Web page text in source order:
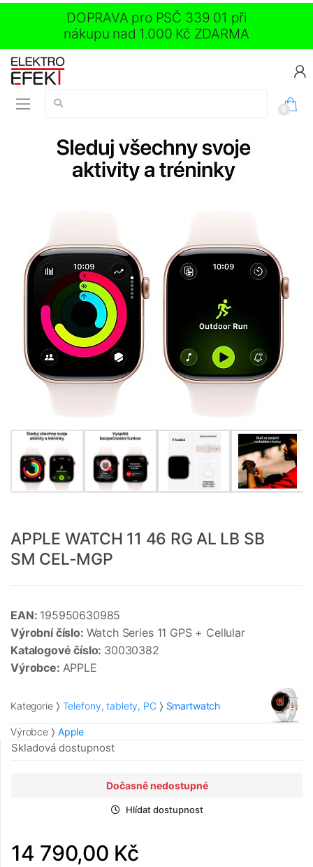
DOPRAVA pro PSČ 339 01 při
nákupu nad 1.000 Kč ZDARMA
Vyhledávání:
0
APPLE WATCH 11 46 RG AL LB SB
SM CEL-MGP
EAN: 195950630985
Výrobní číslo: Watch Series 11 GPS + Cellular
Katalogové číslo: 30030382
Výrobce: APPLE
Kategorie Telefony, tablety, PC Smartwatch
Výrobce Apple
Skladová dostupnost
Dočasně nedostupné
Hlídat dostupnost
14 790,00 Kč